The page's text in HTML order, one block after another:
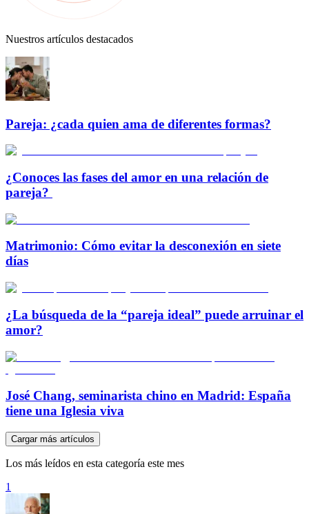
Nuestros artículos destacados
Pareja: ¿cada quien ama de diferentes formas?
¿Conoces las fases del amor en una relación de
pareja?
Matrimonio: Cómo evitar la desconexión en siete
días
¿La búsqueda de la “pareja ideal” puede arruinar el
amor?
José Chang, seminarista chino en Madrid: España
tiene una Iglesia viva
Cargar más artículos
Los más leídos en esta categoría este mes
1